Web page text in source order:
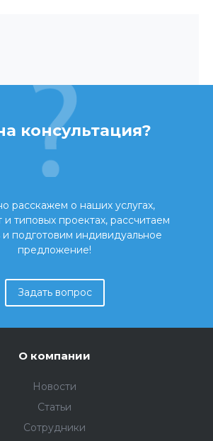
консультация?
расскажем о наших услугах,
и типовых проектах, рассчитаем
и подготовим индивидуальное
предложение!
Задать вопрос
О компании
Новости
Статьи
Сотрудники